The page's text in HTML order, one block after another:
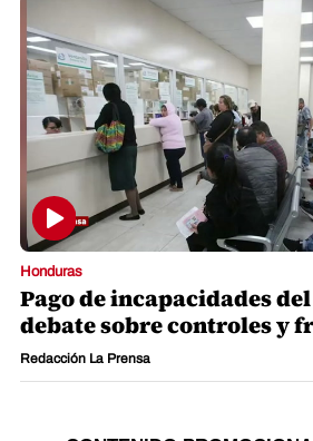
Honduras
Pago de incapacidades
debate sobre controles y
Redacción La Prensa